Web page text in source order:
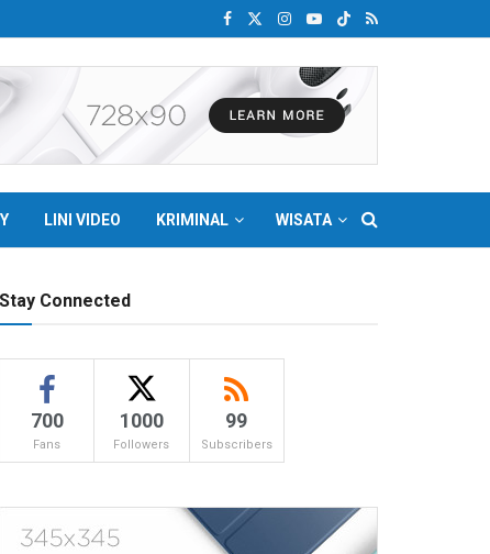
LINI VIDEO KRIMINAL WISATA
Stay Connected
700
Fans
1000
Followers
99
Subscribers